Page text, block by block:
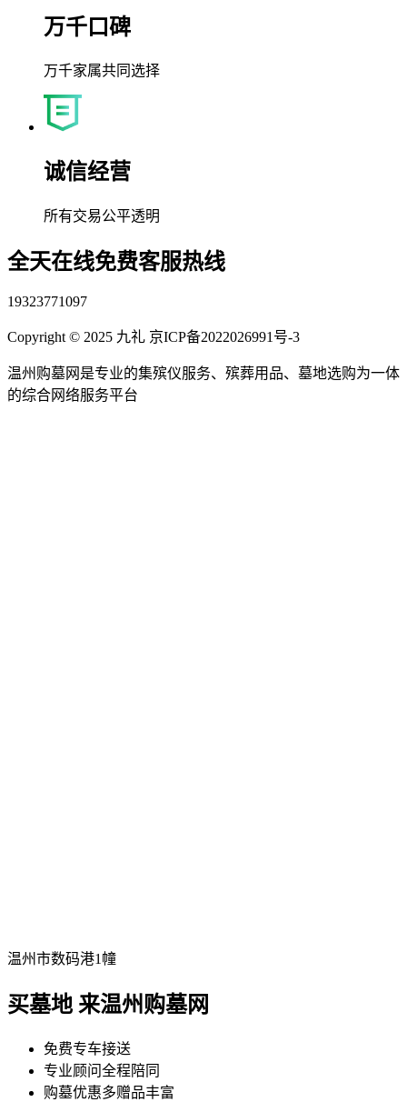
万千口碑
万千家属共同选择
诚信经营
所有交易公平透明
全天在线免费客服热线
19323771097
Copyright © 2025 九礼 京ICP备2022026991号-3
温州购墓网是专业的集殡仪服务、殡葬用品、墓地选购为一体
的综合网络服务平台
温州市数码港1幢
买墓地 来温州购墓网
免费专车接送
专业顾问全程陪同
购墓优惠多赠品丰富